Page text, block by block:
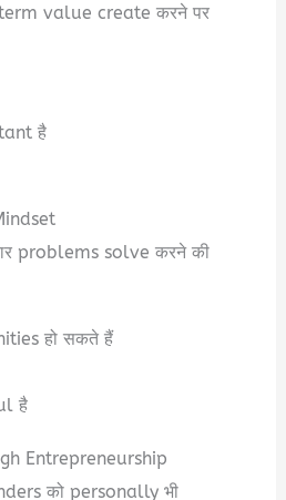
value create करने पर
है
problems solve करने की
हो सकते हैं
है
Entrepreneurship
को personally भी